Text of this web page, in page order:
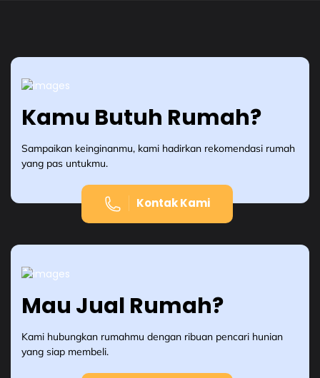
Kamu Butuh Rumah?
Sampaikan keinginanmu, kami hadirkan rekomendasi rumah
yang pas untukmu.
Kontak Kami
Mau Jual Rumah?
Kami hubungkan rumahmu dengan ribuan pencari hunian
yang siap membeli.